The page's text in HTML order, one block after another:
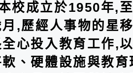
校成立於1950年,
,歷經人事物的星
心投入教育工作,
、硬體設施與教